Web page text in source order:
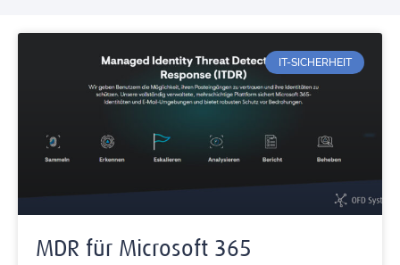
IT-SICHERHEIT
MDR für Microsoft 365